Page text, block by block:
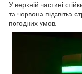
У верхній частині
та червона підсвітка
погодних умов.